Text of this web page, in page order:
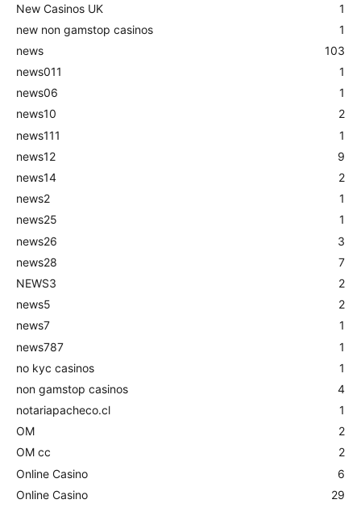
New Casinos UK
1
new non gamstop casinos
1
news
103
news011
1
news06
1
news10
2
news111
1
news12
9
news14
2
news2
1
news25
1
news26
3
news28
7
NEWS3
2
news5
2
news7
1
news787
1
no kyc casinos
1
non gamstop casinos
4
notariapacheco.cl
1
OM
2
OM cc
2
Online Casino
6
Online Casino
29